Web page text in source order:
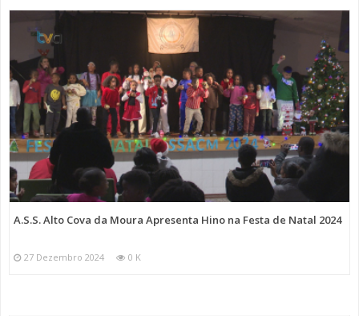
A.S.S. Alto Cova da Moura Apresenta Hino na Festa de Natal 2024
27 Dezembro 2024 0 K